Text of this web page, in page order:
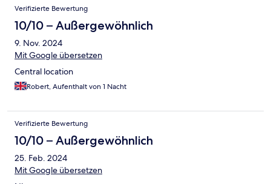
Verifizierte Bewertung
10/10 – Außergewöhnlich
9. Nov. 2024
Mit Google übersetzen
Central location
Robert, Aufenthalt von 1 Nacht
Verifizierte Bewertung
10/10 – Außergewöhnlich
25. Feb. 2024
Mit Google übersetzen